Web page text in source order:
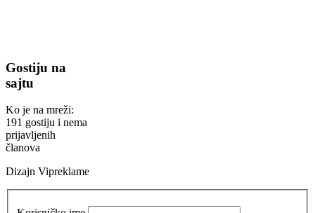
Gostiju na
sajtu
Ko je na mreži:
191 gostiju i nema
prijavljenih
članova
Dizajn Vipreklame